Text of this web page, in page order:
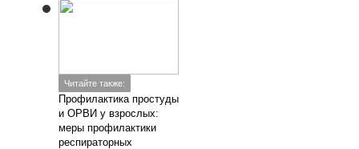
Читайте также:
Профилактика простуды
и ОРВИ у взрослых:
меры профилактики
респираторных